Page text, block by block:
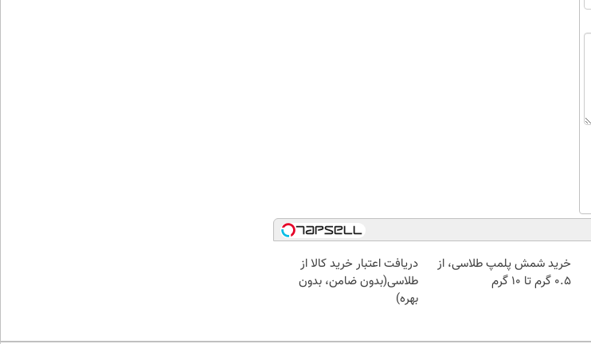
خرید شمش پلمپ طلاسی، از
۰.۵ گرم تا ۱۰ گرم
دریافت اعتبار خرید کالا از
طلاسی(بدون ضامن، بدون
بهره)